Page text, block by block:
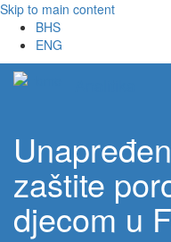
Skip to main content
BHS
ENG
zaštite
djecom u